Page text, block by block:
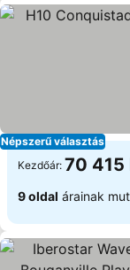
Népszerű választás
Kezdőár: 70 415
9 oldal árainak